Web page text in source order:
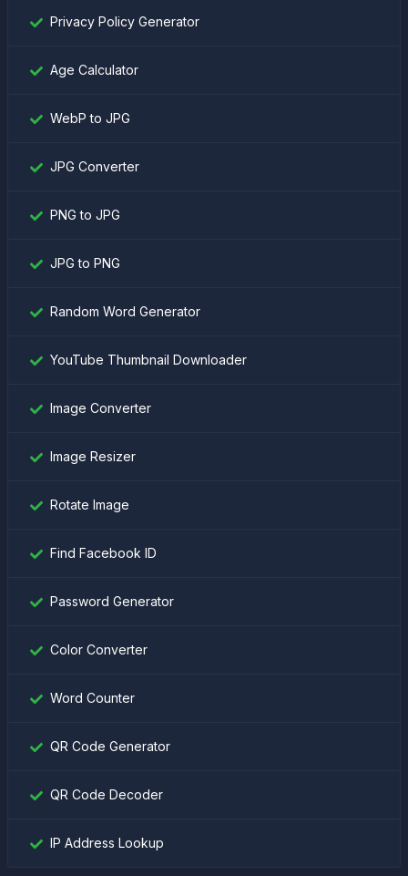
Privacy Policy Generator
Age Calculator
WebP to JPG
JPG Converter
PNG to JPG
JPG to PNG
Random Word Generator
YouTube Thumbnail Downloader
Image Converter
Image Resizer
Rotate Image
Find Facebook ID
Password Generator
Color Converter
Word Counter
QR Code Generator
QR Code Decoder
IP Address Lookup